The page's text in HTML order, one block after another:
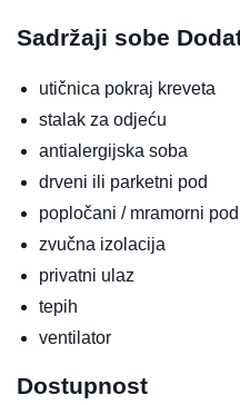
Sadržaji sobe
utičnica pokraj kreveta
stalak za odjeću
antialergijska soba
drveni ili parketni pod
popločani / mramorni pod
zvučna izolacija
privatni ulaz
tepih
ventilator
Dostupnost